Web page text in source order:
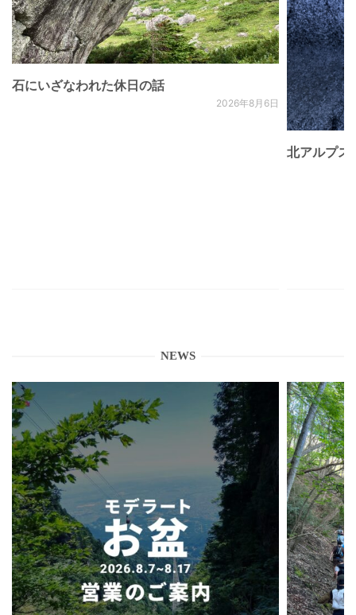
石にいざなわれた休日の話
2026年8月6日
北アルプ
NEWS